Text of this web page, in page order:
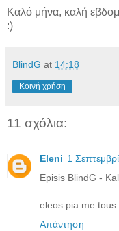
Καλό μήνα, καλή
:)
BlindG at 14:18
Κοινή χρήση
11 σχόλια:
Eleni 1
Episis BlindG -
eleos pia me
Απάντηση